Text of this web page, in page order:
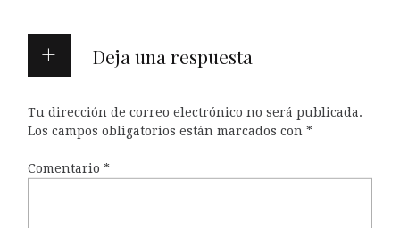
Deja una respuesta
Tu dirección de correo electrónico no será publicada.
Los campos obligatorios están marcados con *
Comentario *